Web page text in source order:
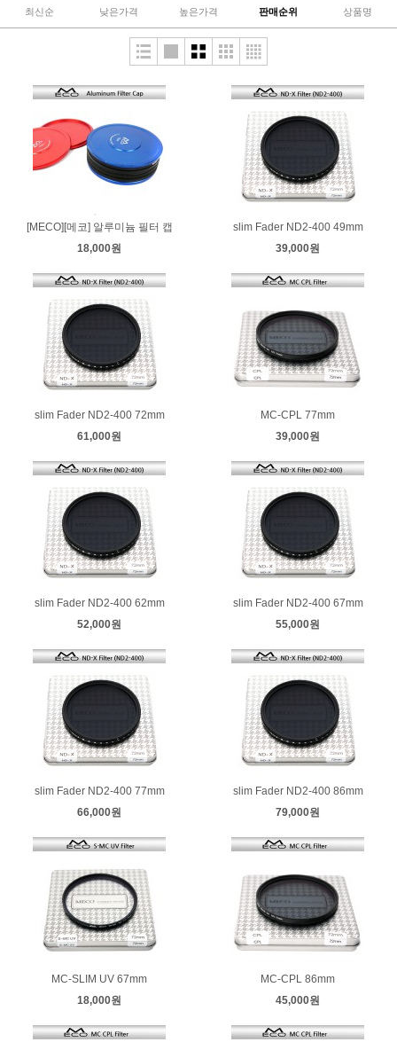
최신순 낮은가격 높은가격 판매순위 상품명
[MECO][메코] 알루미늄 필터 캡
18,000원
slim Fader ND2-400 49mm
39,000원
slim Fader ND2-400 72mm
61,000원
MC-CPL 77mm
39,000원
slim Fader ND2-400 62mm
52,000원
slim Fader ND2-400 67mm
55,000원
slim Fader ND2-400 77mm
66,000원
slim Fader ND2-400 86mm
79,000원
MC-SLIM UV 67mm
18,000원
MC-CPL 86mm
45,000원